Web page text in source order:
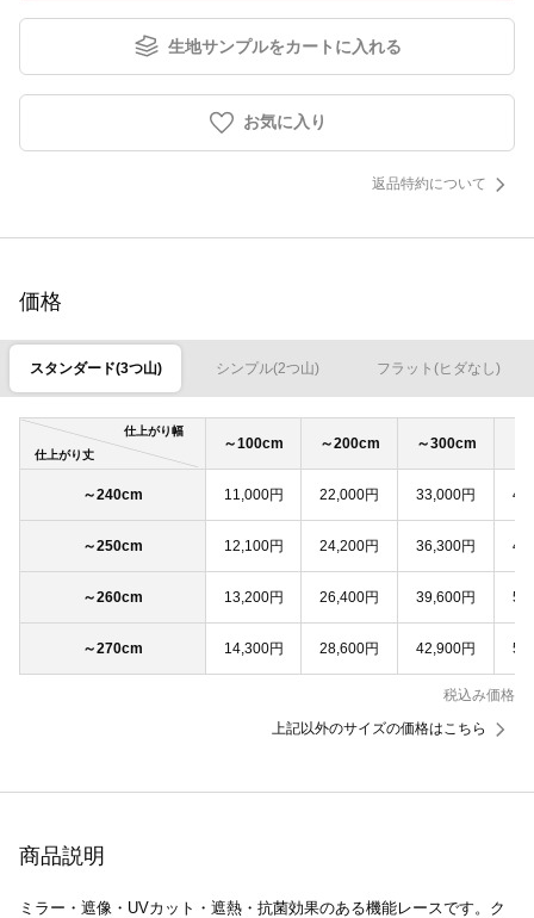
生地サンプルをカートに入れる
お気に入り
返品特約について
価格
スタンダード(3つ山) シンプル(2つ山) フラット(ヒダなし)
仕上がり幅
仕上がり丈
～100cm ～200cm ～300cm
～240cm 11,000円 22,000円 33,000円
～250cm 12,100円 24,200円 36,300円
～260cm 13,200円 26,400円 39,600円
～270cm 14,300円 28,600円 42,900円
税込み価格
上記以外のサイズの価格はこちら
商品説明
ミラー・遮像・UVカット・遮熱・抗菌効果のある機能レースです。ク